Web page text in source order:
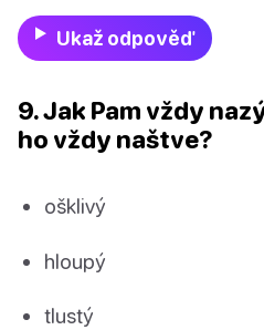
Ukaž odpověď
9. Jak Pam vždy
ho vždy naštve?
ošklivý
hloupý
tlustý